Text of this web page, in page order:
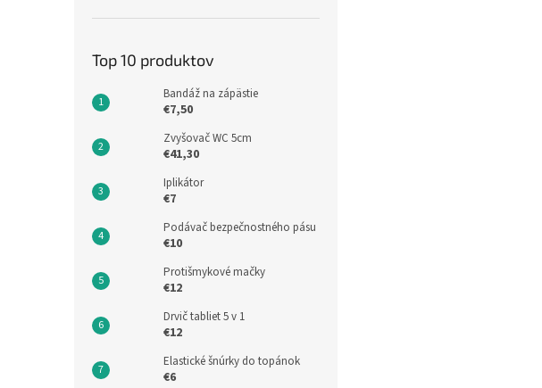
Top 10 produktov
Bandáž na zápästie
€7,50
Zvyšovač WC 5cm
€41,30
Iplikátor
€7
Podávač bezpečnostného pásu
€10
Protišmykové mačky
€12
Drvič tabliet 5 v 1
€12
Elastické šnúrky do topánok
€6